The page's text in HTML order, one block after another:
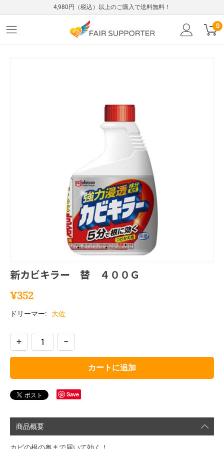
4,980円（税込）以上のご購入で送料無料！
0
新カビキラー 替 ４００Ｇ
¥352
ドリーマー: 大佐
+ −
カートに追加
Save
商品概要